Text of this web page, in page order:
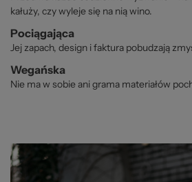
kałuży, czy wyleje się na nią wino.
Pociągająca
Jej zapach, design i faktura pobudzają
Wegańska
Nie ma w sobie ani grama materiałów